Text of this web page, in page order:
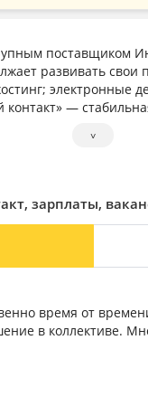
поставщиком
развивать
электронные
—
проектах в
˅
зарплаты,
время от
в коллективе.